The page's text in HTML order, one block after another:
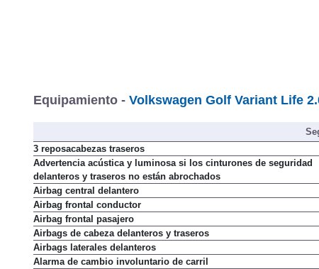
Equipamiento - Volkswagen Golf Variant Life
3 reposacabezas traseros
Advertencia acústica y luminosa si los cinturones de seguridad
delanteros y traseros no están abrochados
Airbag central delantero
Airbag frontal conductor
Airbag frontal pasajero
Airbags de cabeza delanteros y traseros
Airbags laterales delanteros